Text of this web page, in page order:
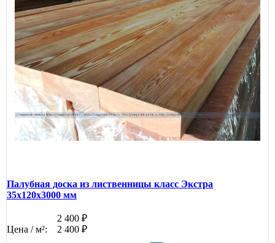
Палубная доска из лиственницы класс Экстра
35x120x3000 мм
2 400 ₽
Цена / м²:
2 400 ₽